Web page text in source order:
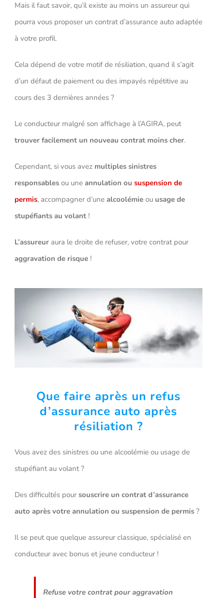
Mais il faut savoir, qu’il existe au moins un assureur qui
pourra vous proposer un contrat d’assurance auto adaptée
à votre profil.
Cela dépend de votre motif de résiliation, quand il s’agit
d’un défaut de paiement ou des impayés répétitive au
cours des 3 dernières années ?
Le conducteur malgré son affichage à l’AGIRA, peut
trouver facilement un nouveau contrat moins cher.
Cependant, si vous avez multiples sinistres
responsables ou une annulation ou suspension de
permis, accompagner d’une alcoolémie ou usage de
stupéfiants au volant !
L’assureur aura le droite de refuser, votre contrat pour
aggravation de risque !
Que faire après un refus
d’assurance auto après
résiliation ?
Vous avez des sinistres ou une alcoolémie ou usage de
stupéfiant au volant ?
Des difficultés pour souscrire un contrat d’assurance
auto après votre annulation ou suspension de permis ?
Il se peut que quelque assureur classique, spécialisé en
conducteur avec bonus et jeune conducteur !
Refuse votre contrat pour aggravation